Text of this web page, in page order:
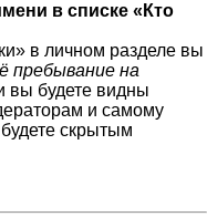
в списке «Кто
в личном разделе вы
пребывание на
вы будете видны
и самому
скрытым